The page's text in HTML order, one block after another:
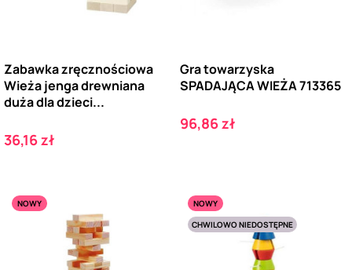
Zabawka zręcznościowa
Wieża jenga drewniana
duża dla dzieci...
Cena
36,16 zł
Gra towarzyska
SPADAJĄCA WIEŻA 713365
Cena
96,86 zł
NOWY
NOWY
CHWILOWO NIEDOSTĘPNE